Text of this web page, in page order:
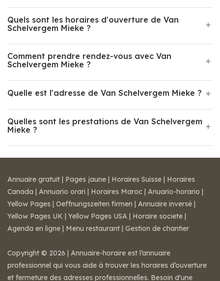
Quels sont les horaires d'ouverture de Van
Schelvergem Mieke ?
Comment prendre rendez-vous avec Van
Schelvergem Mieke ?
Quelle est l'adresse de Van Schelvergem Mieke ?
Quelles sont les prestations de Van Schelvergem
Mieke ?
Annuaire gratuit | Pages jaune | Horaires Suisse | Horaires
Canada | Annuario orari | Horaires Maroc | Anuario-horario |
Yellow Pages | Oeffnungszeiten firmen | Annuaire inversé |
Yellow Pages UK | Yellow Pages USA | Horaire societe |
Agenda en ligne | Menu restaurant | Gestion de chantier
Copyright © 2026 | Annuaire-horaire est l’annuaire
professionnel qui vous aide à trouver les horaires d’ouverture
et fermeture des adresses professionnelles. Besoin d'une